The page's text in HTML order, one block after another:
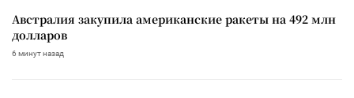
Австралия закупила американские ракеты на 492 млн
долларов
6 минут назад